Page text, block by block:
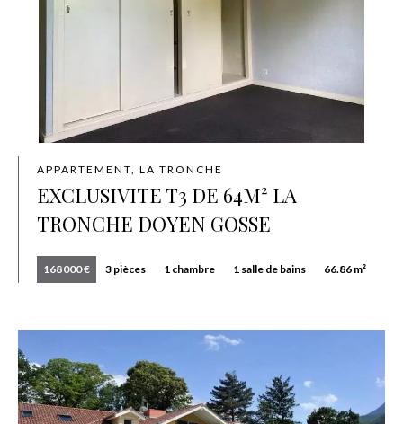
APPARTEMENT, LA TRONCHE
EXCLUSIVITE T3 DE 64M² LA
TRONCHE DOYEN GOSSE
168 000 € 3 pièces 1 chambre 1 salle de bains 66.86 m²